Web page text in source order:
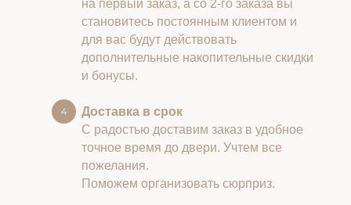
на первый заказ, а со 2-го заказа вы
становитесь постоянным клиентом и
для вас будут действовать
дополнительные накопительные скидки
и бонусы.
Доставка в срок
С радостью доставим заказ в удобное
точное время до двери. Учтем все
пожелания.
Поможем организовать сюрприз.